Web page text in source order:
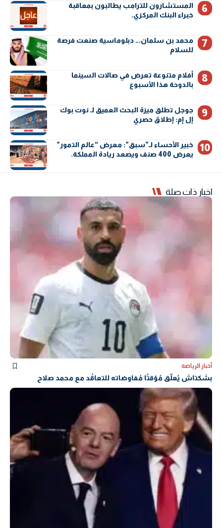
المستشارون للترامب يطالبون بمعاقبة
خبراء البنك المركزي.
محمد بن سلمان… دبلوماسية صنعت فرصة
للسلام
أفلام متنوعة تعرض في صالات السينما
بالدوحة هذا الأسبوع
جوجل تطلق ميزة البحث العميق لـ نوت بوك
إل إم: إطلاق حصري
خبير الأحساء لـ”سبق”: معرض “عالم التمور”
يعرض 400 صنف ويصعد ريادة المملكة.
اخبار ذات صلة
أخبار الرياضة
بشكتاش يُعلّق مُؤقتًا مُفاوضاته للتعاقُد مع محمد صلاح